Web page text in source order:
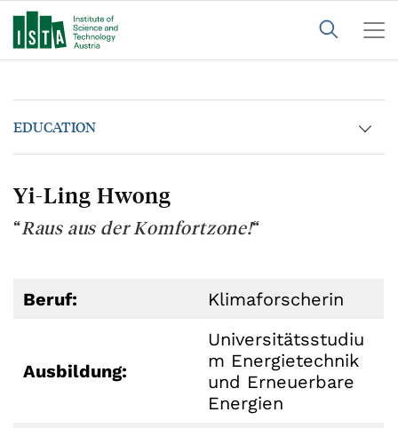
EDUCATION
Yi-Ling Hwong
“Raus aus der Komfortzone!“
Beruf: Klimaforscherin
Ausbildung:
Universitätsstudiu
m Energietechnik
und Erneuerbare
Energien